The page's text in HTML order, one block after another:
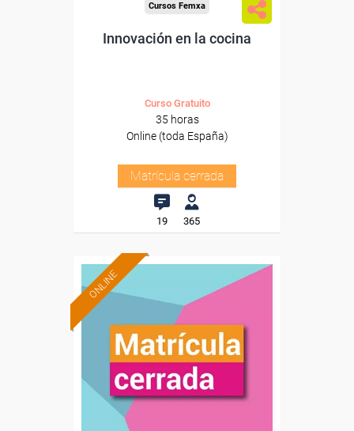
Cursos Femxa
Innovación en la cocina
Curso Gratuito
35 horas
Online (toda España)
Matrícula cerrada
19 365
ONLINE